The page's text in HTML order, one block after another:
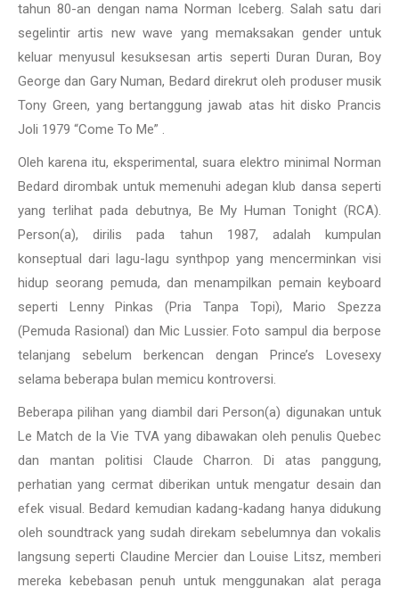
tahun 80-an dengan nama Norman Iceberg. Salah satu dari
segelintir artis new wave yang memaksakan gender untuk
keluar menyusul kesuksesan artis seperti Duran Duran, Boy
George dan Gary Numan, Bedard direkrut oleh produser musik
Tony Green, yang bertanggung jawab atas hit disko Prancis
Joli 1979 “Come To Me” .
Oleh karena itu, eksperimental, suara elektro minimal Norman
Bedard dirombak untuk memenuhi adegan klub dansa seperti
yang terlihat pada debutnya, Be My Human Tonight (RCA).
Person(a), dirilis pada tahun 1987, adalah kumpulan
konseptual dari lagu-lagu synthpop yang mencerminkan visi
hidup seorang pemuda, dan menampilkan pemain keyboard
seperti Lenny Pinkas (Pria Tanpa Topi), Mario Spezza
(Pemuda Rasional) dan Mic Lussier. Foto sampul dia berpose
telanjang sebelum berkencan dengan Prince’s Lovesexy
selama beberapa bulan memicu kontroversi.
Beberapa pilihan yang diambil dari Person(a) digunakan untuk
Le Match de la Vie TVA yang dibawakan oleh penulis Quebec
dan mantan politisi Claude Charron. Di atas panggung,
perhatian yang cermat diberikan untuk mengatur desain dan
efek visual. Bedard kemudian kadang-kadang hanya didukung
oleh soundtrack yang sudah direkam sebelumnya dan vokalis
langsung seperti Claudine Mercier dan Louise Litsz, memberi
mereka kebebasan penuh untuk menggunakan alat peraga